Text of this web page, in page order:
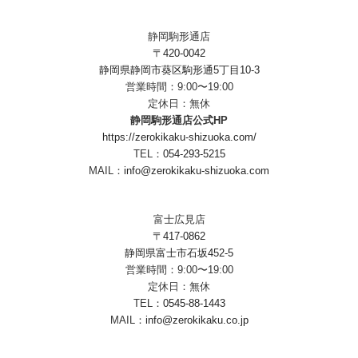
静岡駒形通店
〒420-0042
静岡県静岡市葵区駒形通5丁目10-3
営業時間：9:00〜19:00
定休日：無休
静岡駒形通店公式HP
https://zerokikaku-shizuoka.com/
TEL： 054-293-5215
MAIL： info@zerokikaku-shizuoka.com
富士広見店
〒417-0862
静岡県富士市石坂452-5
営業時間：9:00〜19:00
定休日：無休
TEL： 0545-88-1443
MAIL： info@zerokikaku.co.jp